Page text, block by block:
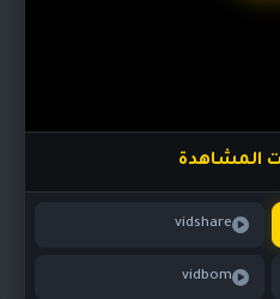
المشاهدة
vidshare
vidbom